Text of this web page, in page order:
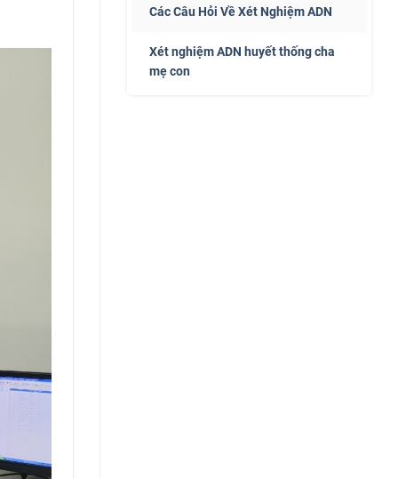
Các Câu Hỏi Về Xét Nghiệm ADN
Xét nghiệm ADN huyết thống cha
mẹ con